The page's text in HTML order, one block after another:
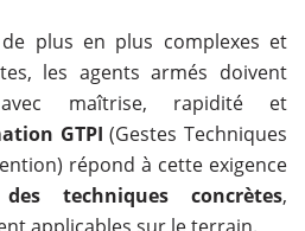
plus en plus complexes et
les agents armés doivent
maîtrise, rapidité et
GTPI (Gestes Techniques
répond à cette exigence
des techniques concrètes,